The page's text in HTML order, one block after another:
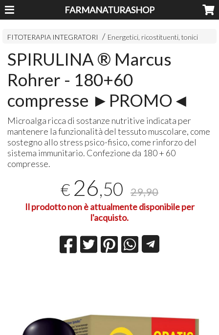
FARMANATURASHOP
FITOTERAPIA INTEGRATORI Energetici, ricostituenti, tonici
SPIRULINA ® Marcus
Rohrer - 180+60
compresse ►PROMO◄
Microalga ricca di sostanze nutritive indicata per
mantenere la funzionalità del tessuto muscolare, come
sostegno allo stress psico-fisico, come rinforzo del
sistema immunitario. Confezione da 180 + 60
compresse.
€ 26,50 29,90
Il prodotto non è attualmente disponibile per
l'acquisto.